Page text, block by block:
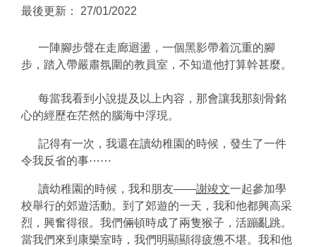
最後更新： 27/01/2022
一陣腳步聲在走廊迴盪，一個黑影帶着沉重的腳
步，踏入帶嚴肅氛圍的教員室，不知道他打算幹甚麼。
每當我看到小說提及以上內容，那會讓我那刻骨銘
心的經歷在茫然的腦海中浮現。
記得有一次，我還在讀幼稚園的時候，發生了一件
令我反省的事⋯⋯
讀幼稚園的時候，我和朋友——謝竣文一起參加學
校舉行的郊遊活動。到了郊遊的一天，我和他都興高采
烈，興奮得很。我們倆頓時成了兩隻猴子，活蹦亂跳。
當我們來到康樂室時，我們明顯顯得疲憊不堪。我和他